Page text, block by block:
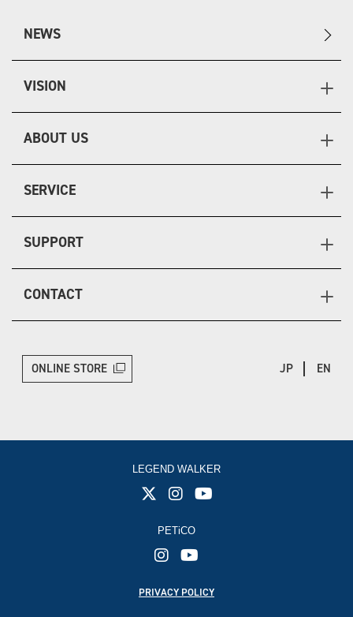
NEWS
VISION
ABOUT US
SERVICE
SUPPORT
CONTACT
ONLINE STORE JP EN
LEGEND WALKER
PETiCO
PRIVACY POLICY